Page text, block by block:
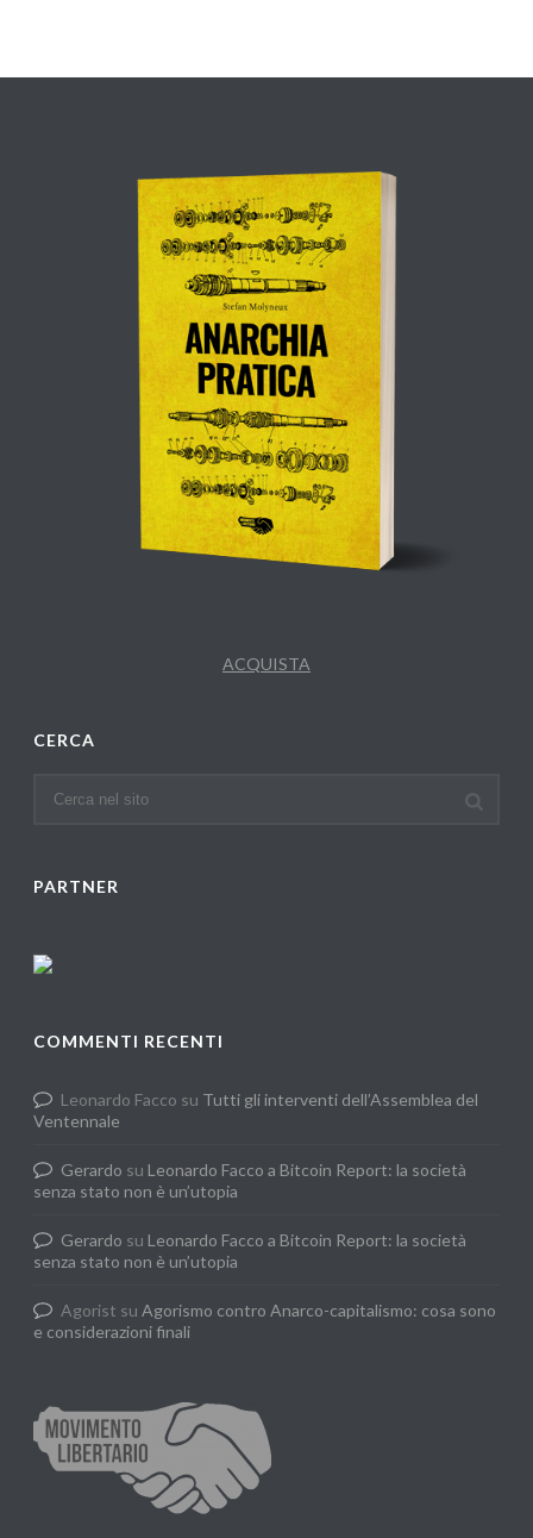
ACQUISTA
CERCA
PARTNER
COMMENTI RECENTI
Leonardo Facco su Tutti gli interventi dell’Assemblea del
Ventennale
Gerardo su Leonardo Facco a Bitcoin Report: la società
senza stato non è un’utopia
Gerardo su Leonardo Facco a Bitcoin Report: la società
senza stato non è un’utopia
Agorist suAgorismo contro Anarco-capitalismo: cosa sono
e considerazioni finali